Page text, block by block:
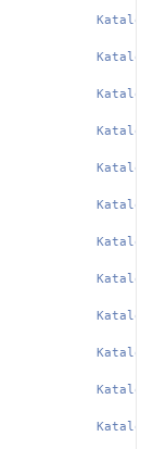
Katalog
Katalog
Katalog
Katalog
Katalog
Katalog
Katalog
Katalog
Katalog
Katalog
Katalog
Katalog